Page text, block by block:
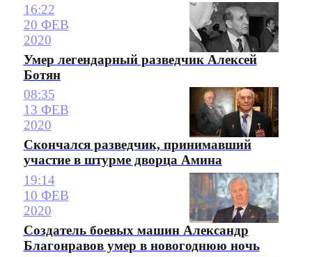
16:22
20 ФЕВ
2020
Умер легендарный разведчик Алексей
Ботян
08:35
13 ФЕВ
2020
Скончался разведчик, принимавший
участие в штурме дворца Амина
19:14
10 ФЕВ
2020
Создатель боевых машин Александр
Благонравов умер в новогоднюю ночь